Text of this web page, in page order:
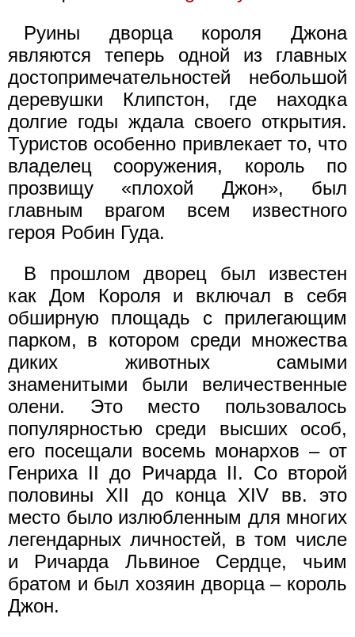
Руины дворца короля Джона
являются теперь одной из главных
достопримечательностей небольшой
деревушки Клипстон, где находка
долгие годы ждала своего открытия.
Туристов особенно привлекает то, что
владелец сооружения, король по
прозвищу «плохой Джон», был
главным врагом всем известного
героя Робин Гуда.
В прошлом дворец был известен
как Дом Короля и включал в себя
обширную площадь с прилегающим
парком, в котором среди множества
диких животных самыми
знаменитыми были величественные
олени. Это место пользовалось
популярностью среди высших особ,
его посещали восемь монархов – от
Генриха II до Ричарда II. Со второй
половины XII до конца XIV вв. это
место было излюбленным для многих
легендарных личностей, в том числе
и Ричарда Львиное Сердце, чьим
братом и был хозяин дворца – король
Джон.